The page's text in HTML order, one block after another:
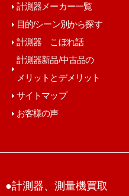
計測器メーカー一覧
目的/シーン別から探す
計測器 こぼれ話
計測器新品/中古品の
メリットとデメリット
サイトマップ
お客様の声
●計測器、測量機買取